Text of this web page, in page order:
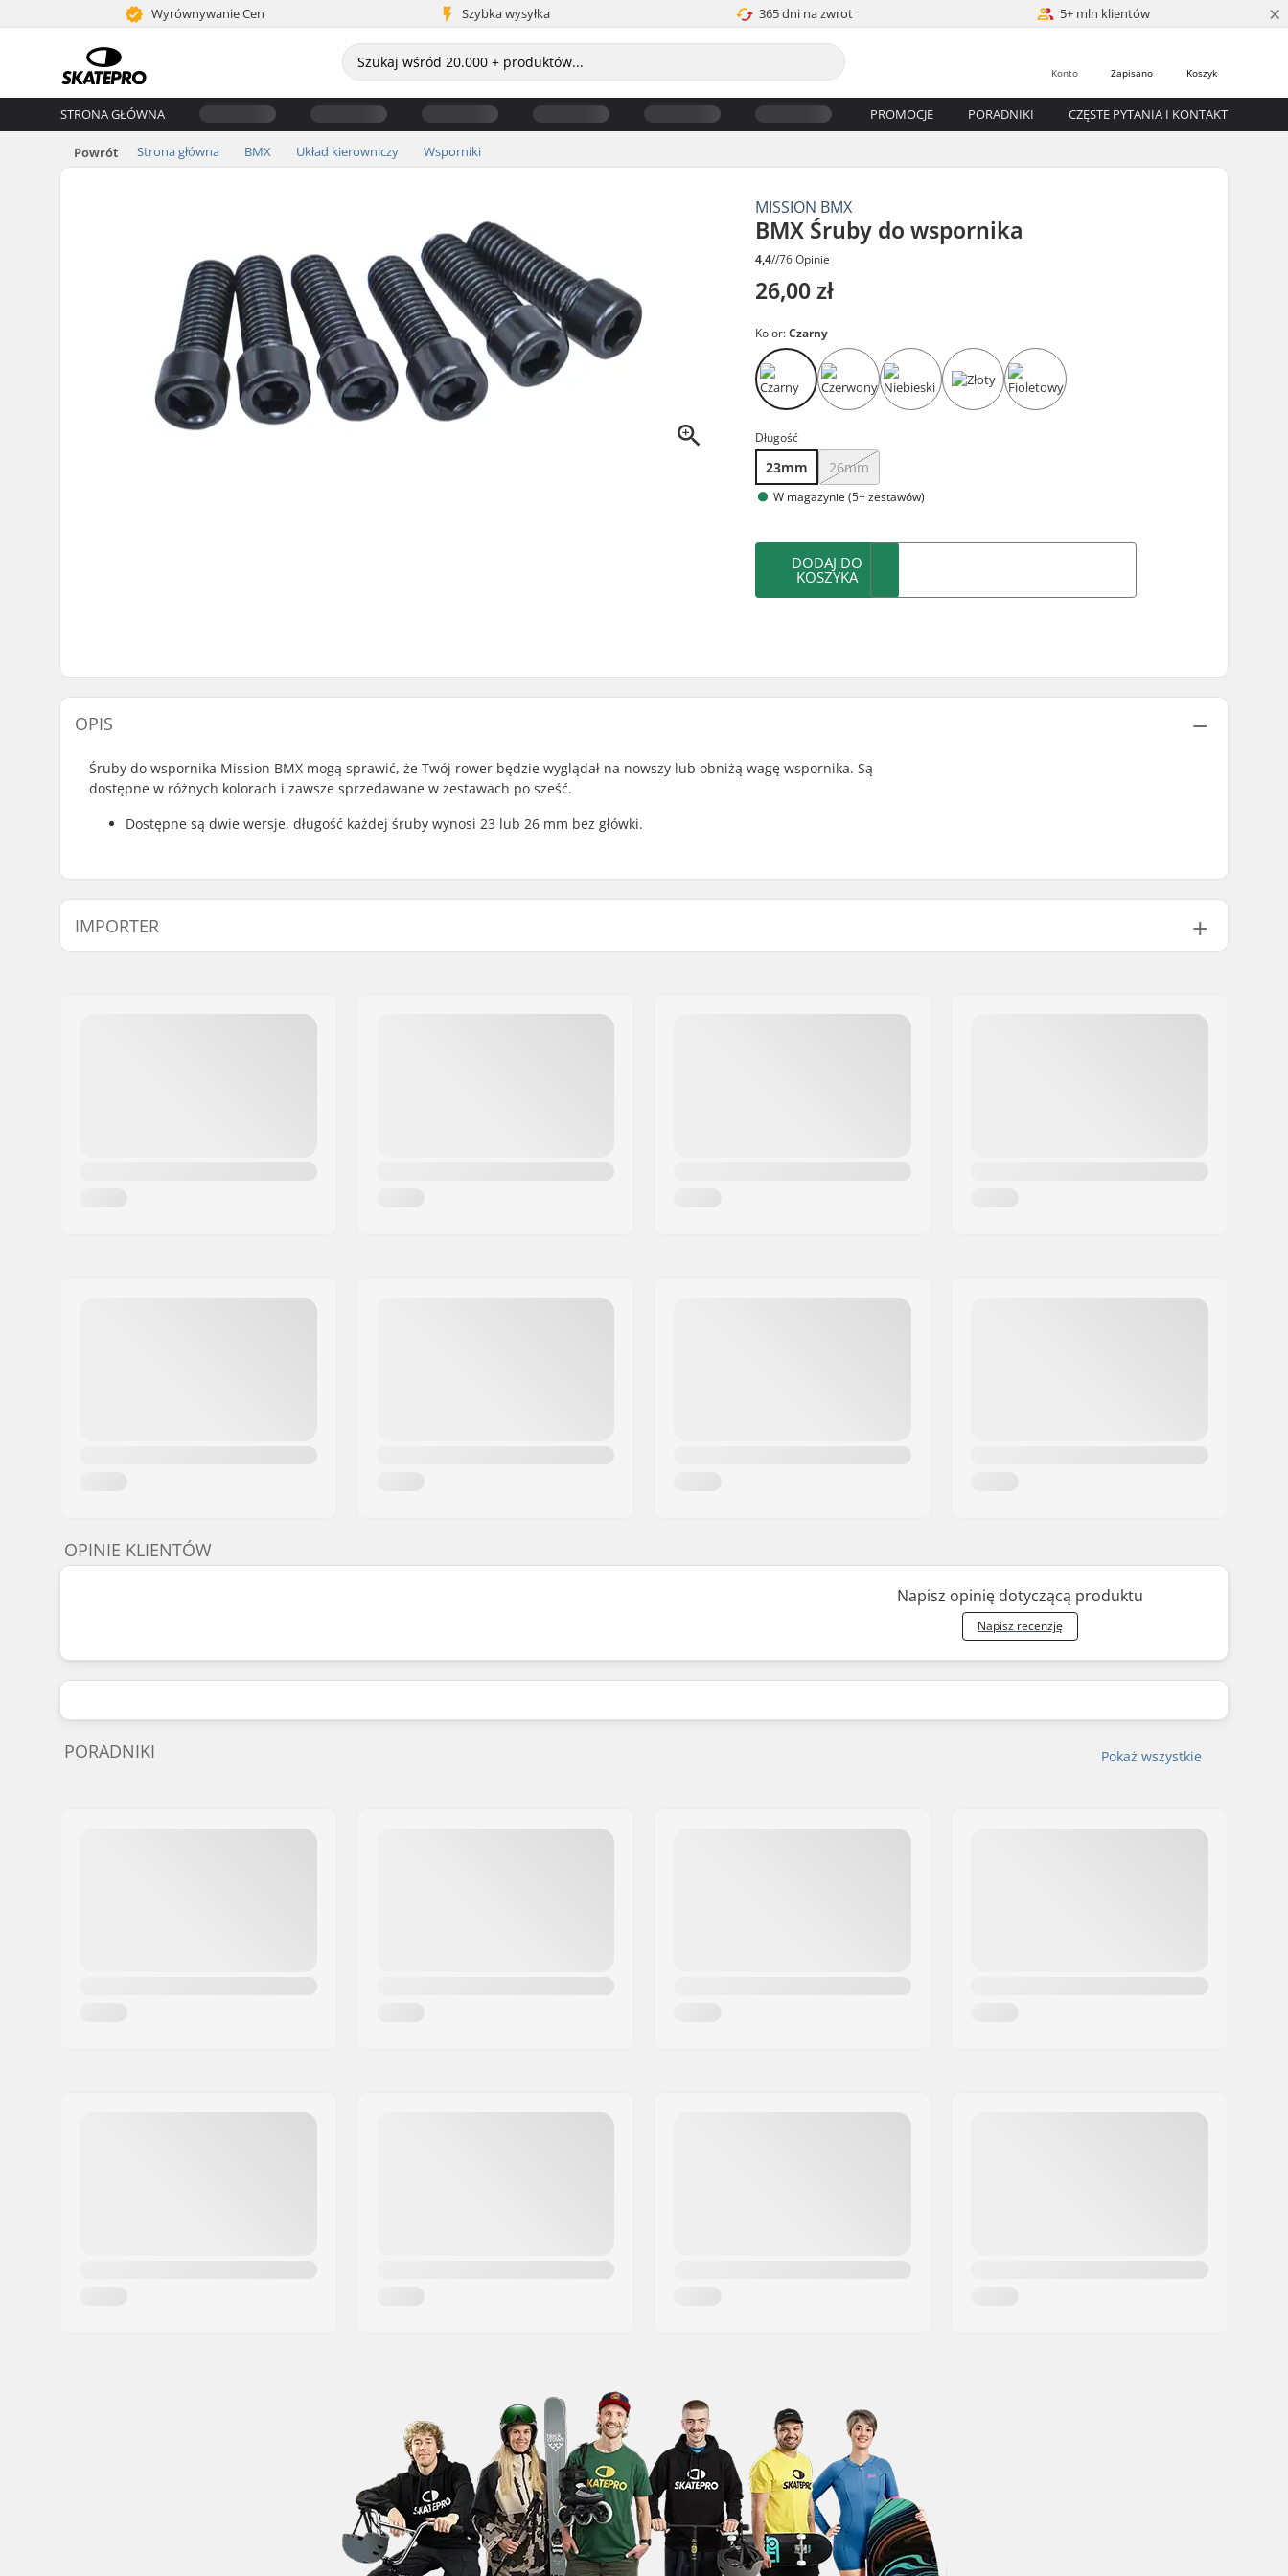
Wyrównywanie Cen Szybka wysyłka 365 dni na zwrot 5+ mln klientów ×
Koszyk
Zapisano
Konto
STRONA GŁÓWNA PROMOCJE PORADNIKI CZĘSTE PYTANIA I KONTAKT
Powrót Strona główna BMX Układ kierowniczy Wsporniki
MISSION BMX
BMX Śruby do wspornika
4,4//76 Opinie
26,00 zł
Kolor:Czarny
Długość
23mm 26mm
W magazynie (5+ zestawów)
DODAJ DO
KOSZYKA
OPIS
Śruby do wspornika Mission BMX mogą sprawić, że Twój rower będzie wyglądał na nowszy lub obniżą wagę wspornika. Są
dostępne w różnych kolorach i zawsze sprzedawane w zestawach po sześć.
Dostępne są dwie wersje, długość każdej śruby wynosi 23 lub 26 mm bez główki.
IMPORTER
OPINIE KLIENTÓW
Napisz opinię dotyczącą produktu
Napisz recenzję
Pokaż wszystkie
PORADNIKI